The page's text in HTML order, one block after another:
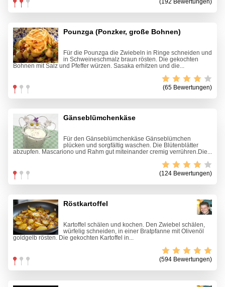
(192 Bewertungen)
Pounzga (Ponzker, große Bohnen)
Für die Pounzga die Zwiebeln in Ringe schneiden und
in Schweineschmalz braun rösten. Die gekochten
Bohnen mit Salz und Pfeffer würzen. Sasaka erhitzen und die...
(65 Bewertungen)
Gänseblümchenkäse
Für den Gänseblümchenkäse Gänseblümchen
plücken und sorgfältig waschen. Die Blütenblätter
abzupfen. Mascariono und Rahm gut miteinander cremig verrühren.Die...
(124 Bewertungen)
Röstkartoffel
Kartoffel schälen und kochen. Den Zwiebel schälen,
würfelig schneiden, in einer Bratpfanne mit Olivenöl
goldgelb rösten. Die gekochten Kartoffel in...
(594 Bewertungen)